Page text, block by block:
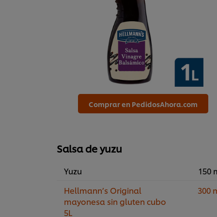
Comprar en PedidosAhora.com
Salsa de yuzu
Yuzu
150
Hellmann’s Original
mayonesa sin gluten cubo
5L
300